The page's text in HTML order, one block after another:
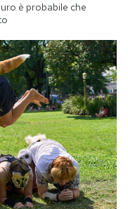
è probabile che